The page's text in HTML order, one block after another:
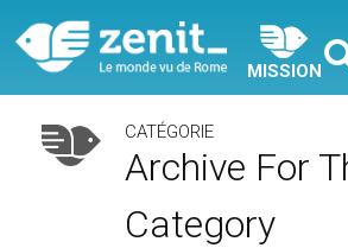
MISSION
CATÉGORIE
Archive For
Category